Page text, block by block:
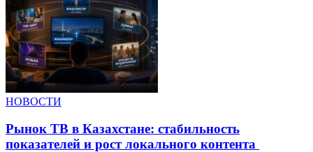
НОВОСТИ
Рынок ТВ в Казахстане: стабильность
показателей и рост локального контента